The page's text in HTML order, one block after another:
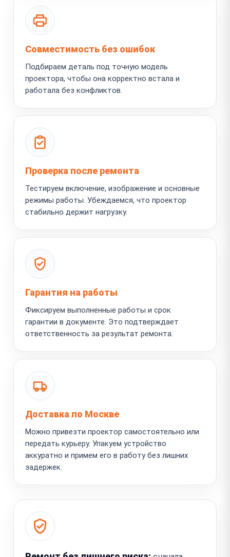
Совместимость без ошибок
Подбираем деталь под точную модель
проектора, чтобы она корректно встала и
работала без конфликтов.
Проверка после ремонта
Тестируем включение, изображение и основные
режимы работы. Убеждаемся, что проектор
стабильно держит нагрузку.
Гарантия на работы
Фиксируем выполненные работы и срок
гарантии в документе. Это подтверждает
ответственность за результат ремонта.
Доставка по Москве
Можно привезти проектор самостоятельно или
передать курьеру. Упакуем устройство
аккуратно и примем его в работу без лишних
задержек.